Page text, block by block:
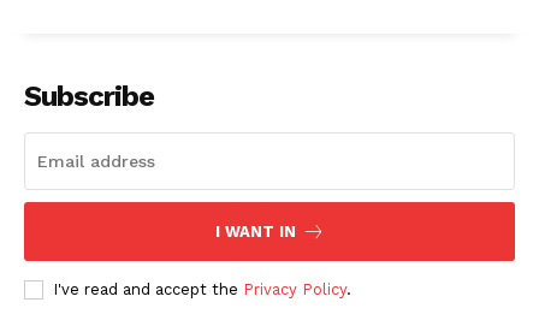
Subscribe
I WANT IN
I've read and accept the Privacy Policy.